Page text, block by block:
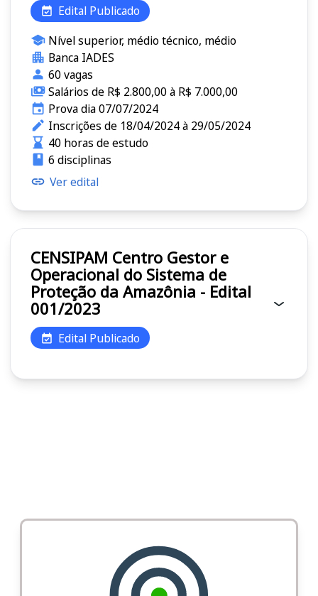
Edital Publicado
Nível superior, médio técnico, médio
Banca IADES
60 vagas
Salários de R$ 2.800,00 à R$ 7.000,00
Prova dia 07/07/2024
Inscrições de 18/04/2024 à 29/05/2024
40 horas de estudo
6 disciplinas
Ver edital
CENSIPAM Centro Gestor e
Operacional do Sistema de
Proteção da Amazônia - Edital
001/2023
Edital Publicado